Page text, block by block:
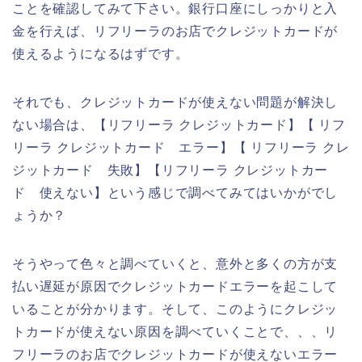
ことを確認してみて下さい。銀行口座にしっかりと入
金を行えば、リフリーラのお店でクレジットカードが
使えるようになるはずです。
それでも、クレジットカードが使えない問題が解決し
ない場合は、【リフリーラ クレジットカード】【 リフ
リーラ クレジットカード エラー】【 リフリーラ クレ
ジットカード 失敗】【リフリーラ クレジットカー
ド 使えない】という感じで調べてみてはいかがでし
ょうか？
そうやって色々と調べていくと、意外と多くの方が支
払い遅延が原因でクレジットカードエラーを起こして
いることが分かります。そして、このようにクレジッ
トカードが使えない原因を調べていくことで、、、リ
フリーラのお店でクレジットカードが使えないエラー